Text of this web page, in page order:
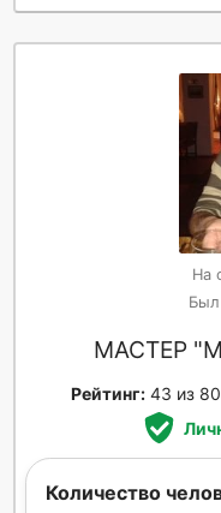
На
Был
МАСТЕР
Рейтинг: 43 из 80
Количество